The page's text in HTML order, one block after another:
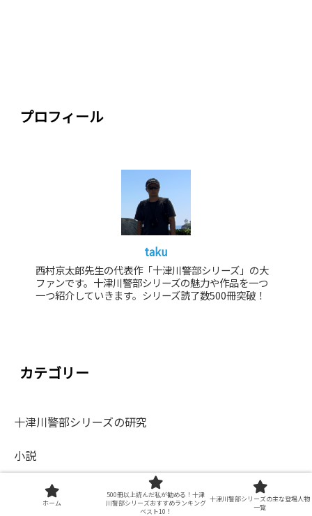
プロフィール
taku
西村京太郎先生の代表作「十津川警部シリーズ」の大
ファンです。十津川警部シリーズの魅力や作品を一つ
一つ紹介していきます。シリーズ読了数500冊突破！
カテゴリー
十津川警部シリーズの研究
小説
最近の投稿
ホーム
500冊以上読んだ私が勧める！十津
川警部シリーズおすすめランキング
ベスト10！
十津川警部シリーズの主な登場人物
一覧